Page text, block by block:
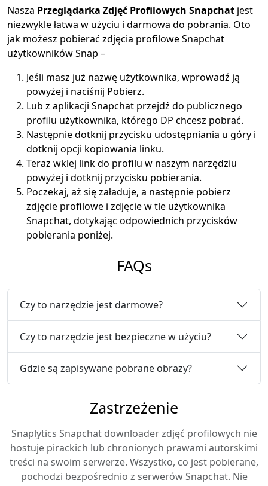
Nasza Przeglądarka Zdjęć Profilowych Snapchat jest
niezwykle łatwa w użyciu i darmowa do pobrania. Oto
jak możesz pobierać zdjęcia profilowe Snapchat
użytkowników Snap –
Jeśli masz już nazwę użytkownika, wprowadź ją
powyżej i naciśnij Pobierz.
Lub z aplikacji Snapchat przejdź do publicznego
profilu użytkownika, którego DP chcesz pobrać.
Następnie dotknij przycisku udostępniania u góry i
dotknij opcji kopiowania linku.
Teraz wklej link do profilu w naszym narzędziu
powyżej i dotknij przycisku pobierania.
Poczekaj, aż się załaduje, a następnie pobierz
zdjęcie profilowe i zdjęcie w tle użytkownika
Snapchat, dotykając odpowiednich przycisków
pobierania poniżej.
FAQs
Czy to narzędzie jest darmowe?
Czy to narzędzie jest bezpieczne w użyciu?
Gdzie są zapisywane pobrane obrazy?
Zastrzeżenie
Snaplytics Snapchat downloader zdjęć profilowych nie
hostuje pirackich lub chronionych prawami autorskimi
treści na swoim serwerze. Wszystko, co jest pobierane,
pochodzi bezpośrednio z serwerów Snapchat. Nie